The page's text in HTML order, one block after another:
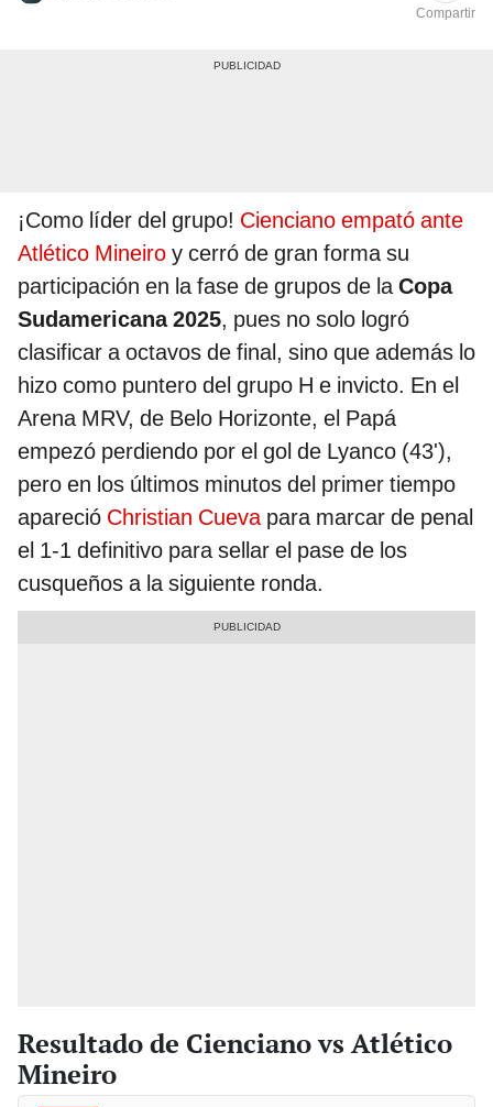
Compartir
¡Como líder del grupo! Cienciano empató ante
Atlético Mineiro y cerró de gran forma su
participación en la fase de grupos de la Copa
Sudamericana 2025, pues no solo logró
clasificar a octavos de final, sino que además lo
hizo como puntero del grupo H e invicto. En el
Arena MRV, de Belo Horizonte, el Papá
empezó perdiendo por el gol de Lyanco (43'),
pero en los últimos minutos del primer tiempo
apareció Christian Cueva para marcar de penal
el 1-1 definitivo para sellar el pase de los
cusqueños a la siguiente ronda.
Resultado de Cienciano vs Atlético
Mineiro